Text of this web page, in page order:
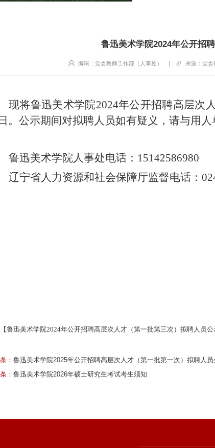
鲁迅美术学院2024年公开招
编辑：党委教师工作部（人事处） | 来源：党委
现将鲁迅美术学院2024年公开招聘高层次
。公示期间对拟聘人员如有疑义，请与用人
鲁迅美术学院人事处电话：15142586980
辽宁省人力资源和社会保障厅监督电话：
鲁迅美术学院2024年公开招聘高层次人才（第一批第三次）拟聘人员公
： 鲁迅美术学院2025年公开招聘高层次人才（第一批第一次）拟聘人员
： 鲁迅美术学院2026年硕士研究生考试考生须知